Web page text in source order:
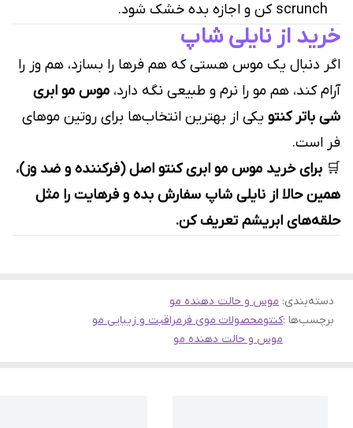
scrunch کن و اجازه بده خشک شود.
خرید از نایلی شاپ
اگر دنبال یک موس هستی که هم فرها را بسازد، هم وز را
آرام کند، هم مو را نرم و طبیعی نگه دارد، موس مو ابری
شی باتر کنتو یکی از بهترین انتخاب‌ها برای روتین موهای
فر است.
🛒 برای خرید موس مو ابری کنتو اصل (فرکننده و ضد وز)،
همین حالا از نایلی شاپ سفارش بده و فرهایت را مثل
حلقه‌های ابریشم تعریف کن.
دسته‌بندی: موس و حالت دهنده مو
برچسب‌ها :کنتومحصولات موی فرمراقبت و زیبایی مو
موس و حالت دهنده مو